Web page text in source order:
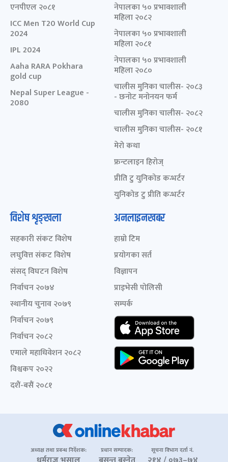
एनपीएल २०८१
ICC Men T20 World Cup
2024
IPL 2024
Aaha RARA Pokhara
gold cup
Nepal Super League -
2080
नेपालका ५० प्रभावशाली
महिला २०८२
नेपालका ५० प्रभावशाली
महिला २०८१
नेपालका ५० प्रभावशाली
महिला २०८०
चालीस मुनिका चालीस- २०८३
- छनोट मनोनयन फर्म
चालीस मुनिका चालीस- २०८२
चालीस मुनिका चालीस- २०८१
मेरो कथा
फ्रन्टलाइन हिरोज्
प्रीति टु युनिकोड कन्भर्टर
युनिकोड टु प्रीति कन्भर्टर
विशेष शृङ्खला
सहकारी संकट विशेष
लघुवित्त संकट विशेष
संसद् विघटन विशेष
निर्वाचन २०७४
स्थानीय चुनाव २०७९
निर्वाचन २०७९
निर्वाचन २०८२
एमाले महाधिवेशन २०८२
विश्वकप २०२२
दशैं-बसैं २०८१
अनलाइनखबर
हाम्रो टिम
प्रयोगका सर्त
विज्ञापन
प्राइभेसी पोलिसी
सम्पर्क
अध्यक्ष तथा प्रबन्ध निर्देशक: प्रधान सम्पादक: सूचना विभाग दर्ता नं.